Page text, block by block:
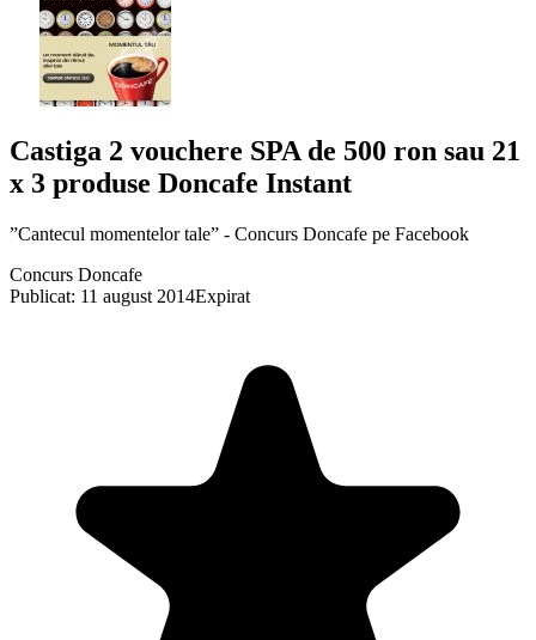
Castiga 2 vouchere SPA de 500 ron sau 21
x 3 produse Doncafe Instant
”Cantecul momentelor tale” - Concurs Doncafe pe Facebook
Concurs Doncafe
Publicat: 11 august 2014Expirat